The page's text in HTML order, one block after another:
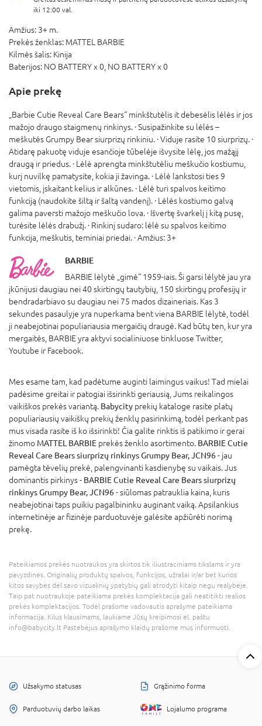
iki 12:00 val.
Amžius: 3+ m.
Prekės ženklas: MATTEL BARBIE
Kilmės šalis: Kinija
Baterijos: NO BATTERY x 0, NO BATTERY x 0
Apie prekę
„Barbie Cutie Reveal Care Bears“ minkštutėlis it debesėlis lėlės ir jos
mažojo draugo staigmenų rinkinys. · Susipažinkite su lėlės –
meškutės Grumpy Bear siurprizų rinkiniu. · Viduje rasite 10 siurprizų. ·
Atidarę pakuotę viduje esančioje tūbelėje išvysite lėlę, jos mažąjį
draugą ir priedus. · Lėlė aprengta minkštutėliu meškučio kostiumu,
kurį nuvilkę pamatysite, kokia ji žavinga. · Lėlė lankstosi ties 9
vietomis, įskaitant kelius ir alkūnes. · Lėlė turi spalvos keitimo
funkciją (naudokite šiltą ir šaltą vandenį). · Lėlės kostiumo galvą
galima paversti mažojo meškučio lova. · Išvertę švarkelį į kitą pusę,
turėsite lėlės drabužį. · Rinkinį sudaro: lėlė su spalvos keitimo
funkcija, meškutis, teminiai priedai. · Amžius: 3+
BARBIE
BARBIE lėlytė „gimė“ 1959-iais. Ši garsi lėlytė jau yra
įkūnijusi daugiau nei 40 skirtingų tautybių, 150 skirtingų profesijų ir
bendradarbiavo su daugiau nei 75 mados dizaineriais. Kas 3
sekundes pasaulyje yra nuperkama bent viena BARBIE lėlytė, todėl
ji neabejotinai populiariausia mergaičių draugė. Kad būtų ten, kur yra
mergaitės, BARBIE yra aktyvi socialiniuose tinkluose Twitter,
Youtube ir Facebook.
Mes esame tam, kad padėtume auginti laimingus vaikus! Tad mielai
padėsime greitai ir patogiai išsirinkti geriausią, Jums reikalingos
vaikiškos prekės variantą. Babycity prekių kataloge rasite platų
populiariausių vaikiškų prekių ženklų pasirinkimą, todėl perkant pas
mus visada rasite iš ko išsirinkti! Čia galite rinktis iš patikimo ir gerai
žinomo MATTEL BARBIE prekės ženklo asortimento. BARBIE Cutie
Reveal Care Bears siurprizų rinkinys Grumpy Bear, JCN96- jau
pamėgta tėvelių prekė, palengvinanti kasdienybę su vaikais. Jus
dominantis pirkinys - BARBIE Cutie Reveal Care Bears siurprizų
rinkinys Grumpy Bear, JCN96- siūlomas patrauklia kaina, kuris
neabejotinai taps puikiu pagalbininku auginant vaiką. Apsilankius
internetinėje ar fizinėje parduotuvėje galėsite apžiūrėti norimą
prekę.
Pateikiamos prekės nuotraukos yra skirtos tik iliustraciniams tikslams ir yra
pavyzdinės. Originalių produktų spalvos, funkcijos, užrašai ir/ar bet kurios
kitos savybės dėl savo vizualinių ypatybių gali atrodyti kitaip negu realybėje.
Taip pat nuotraukoje pateikiama prekės komplektacija gali neatitikti realios
prekės komplektacijos. Todėl prašome vadovautis aprašyme pateikiama
informacija. Kilus klausimams, laukiame Jūsų kreipimosi el. paštu
info@babycity.lt Pastebėjus aprašymo klaidų prašome mus informuoti.
Užsakymo statusas Grąžinimo forma
Parduotuvių darbo laikas Lojalumo programa